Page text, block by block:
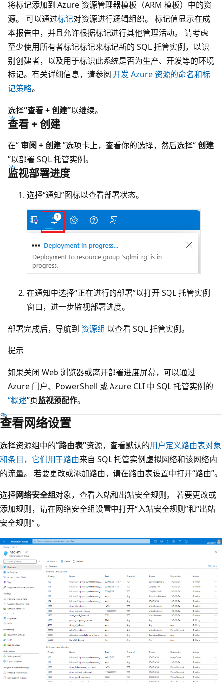
将标记添加到 Azure 资源管理器模板（ARM 模板）中的资
源。 可以通过标记对资源进行逻辑组织。 标记值显示在成
本报告中，并且允许根据标记进行其他管理活动。 请考虑
至少使用所有者标记标记来标记新的 SQL 托管实例，以识
别创建者，以及用于标识此系统是否为生产、开发等的环境
标记。有关详细信息，请参阅 开发 Azure 资源的命名和标
记策略。
选择“查看 + 创建”以继续。
查看 + 创建
在“ 审阅 + 创建”选项卡上，查看你的选择，然后选择“创建
”以部署 SQL 托管实例。
监视部署进度
选择“通知”图标以查看部署状态。
在通知中选择“正在进行的部署”以打开 SQL 托管实例
窗口，进一步监视部署进度。
部署完成后，导航到 资源组 以查看 SQL 托管实例。
提示
如果关闭 Web 浏览器或离开部署进度屏幕，可以通过
Azure 门户、PowerShell 或 Azure CLI 中 SQL 托管实例的
“概述”页监视预配作。
查看网络设置
选择资源组中的“路由表”资源，查看默认的用户定义路由表对象
和条目，它们用于路由来自 SQL 托管实例虚拟网络和该网络内
的流量。 若要更改或添加路由，请在路由表设置中打开“路由”。
选择网络安全组对象，查看入站和出站安全规则。 若要更改或
添加规则，请在网络安全组设置中打开“入站安全规则”和“出站
安全规则” 。